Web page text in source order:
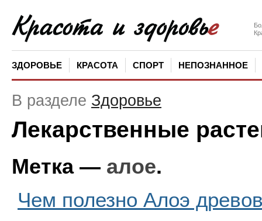
ЗДОРОВЬЕ КРАСОТА СПОРТ НЕПОЗНАННОЕ
В разделе Здоровье
Лекарственные
Метка — алое.
Чем полезно Алоэ